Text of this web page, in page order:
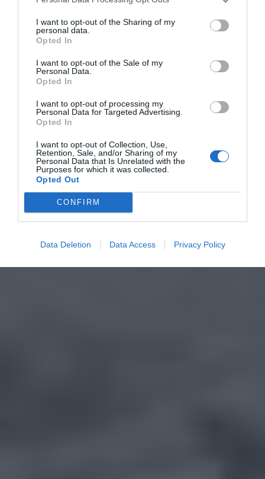
I want to opt-out of the Sharing of my
personal data.
Opted In
I want to opt-out of the Sale of my
Personal Data.
Opted In
I want to opt-out of processing my
Personal Data for Targeted Advertising.
Opted In
I want to opt-out of Collection, Use,
Retention, Sale, and/or Sharing of my
Personal Data that Is Unrelated with the
Purposes for which it was collected.
Opted Out
CONFIRM
Data Deletion Data Access Privacy Policy